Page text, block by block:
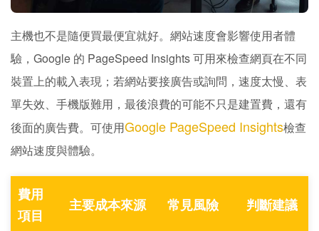
主機也不是隨便買最便宜就好。網站速度會影響使用者體
驗，Google 的 PageSpeed Insights 可用來檢查網頁在不同
裝置上的載入表現；若網站要接廣告或詢問，速度太慢、表
單失效、手機版難用，最後浪費的可能不只是建置費，還有
後面的廣告費。可使用Google PageSpeed Insights檢查
網站速度與體驗。
費用
項目
主要成本來源 常見風險 判斷建議